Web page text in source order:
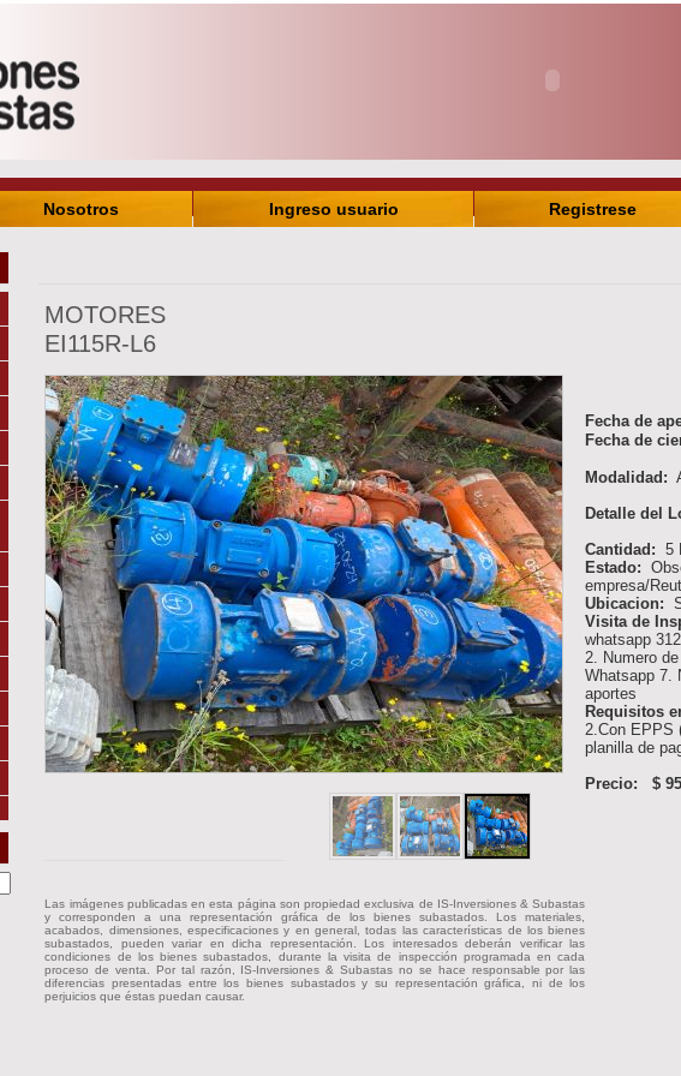
Nosotros Ingreso usuario Registrese
MOTORES
EI115R-L6
Las imágenes publicadas en esta página son propiedad exclusiva de IS-Inversiones & Subastas
y corresponden a una representación gráfica de los bienes subastados. Los materiales,
acabados, dimensiones, especificaciones y en general, todas las características de los bienes
subastados, pueden variar en dicha representación. Los interesados deberán verificar las
condiciones de los bienes subastados, durante la visita de inspección programada en cada
proceso de venta. Por tal razón, IS-Inversiones & Subastas no se hace responsable por las
diferencias presentadas entre los bienes subastados y su representación gráfica, ni de los
perjuicios que éstas puedan causar.
Fecha de
Fecha de
Modalidad:
Detalle del
Cantidad: 5
Estado:
empresa/
Ubicacion:
Visita de
whatsapp
2. Numero
Whatsapp 7.
aportes
Requisitos
2.Con EPPS
planilla de
Precio: $